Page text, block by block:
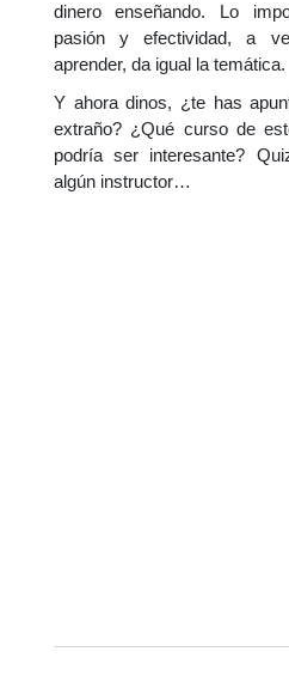
dinero enseñando. Lo
pasión y efectividad, a
aprender, da igual la temática.
Y ahora dinos, ¿te has
extraño? ¿Qué curso de
podría ser interesante?
algún instructor…